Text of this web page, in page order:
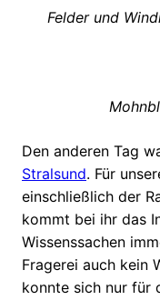
Felder und
Den anderen Tag
Stralsund. Für
einschließlich der
kommt bei ihr das
Wissenssachen
Fragerei auch kein
konnte sich nur für